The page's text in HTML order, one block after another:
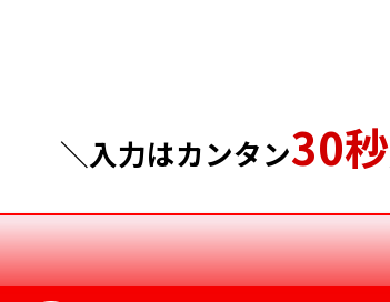
神奈川県
徳島県
愛媛県
＼入力はカンタン30秒